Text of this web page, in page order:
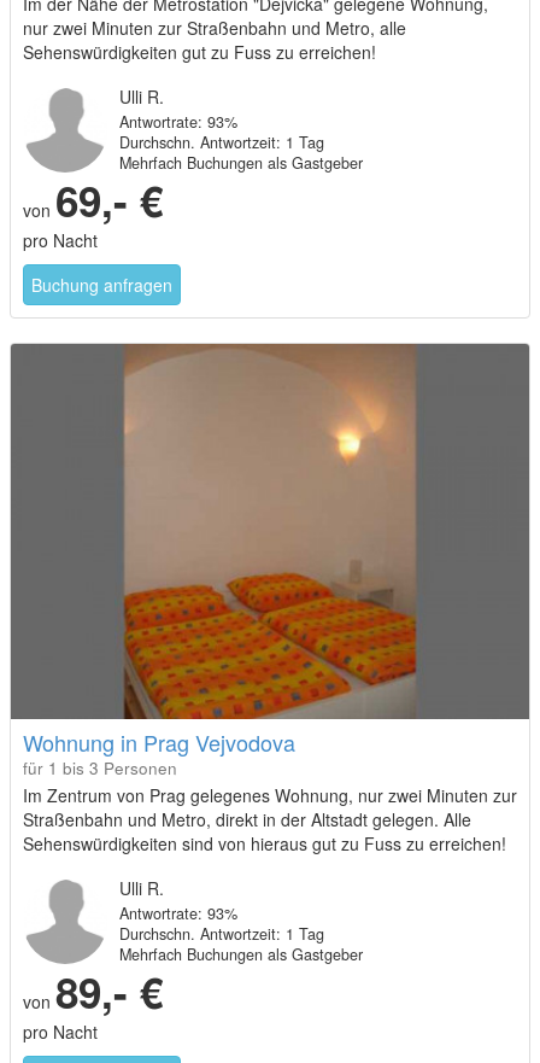
nur zwei Minuten zur Straßenbahn und Metro, alle
Sehenswürdigkeiten gut zu Fuss zu erreichen!
Ulli R.
Antwortrate: 93%
Durchschn. Antwortzeit: 1 Tag
Mehrfach Buchungen als Gastgeber
von 69,- €
pro Nacht
Buchung anfragen
Wohnung in Prag Vejvodova
für 1 bis 3 Personen
Im Zentrum von Prag gelegenes Wohnung, nur zwei Minuten zur
Straßenbahn und Metro, direkt in der Altstadt gelegen. Alle
Sehenswürdigkeiten sind von hieraus gut zu Fuss zu erreichen!
Ulli R.
Antwortrate: 93%
Durchschn. Antwortzeit: 1 Tag
Mehrfach Buchungen als Gastgeber
von 89,- €
pro Nacht